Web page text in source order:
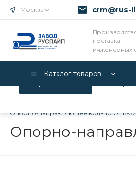
Мы используем Cookie. Если вы
Москва crm@rus-
поставка
инженерных
Каталог товаров
Опорно-направляющее кольцо ОНК-
Опорно-